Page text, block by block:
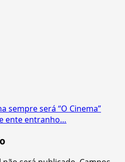
sempre será “O Cinema”
ente entranho…